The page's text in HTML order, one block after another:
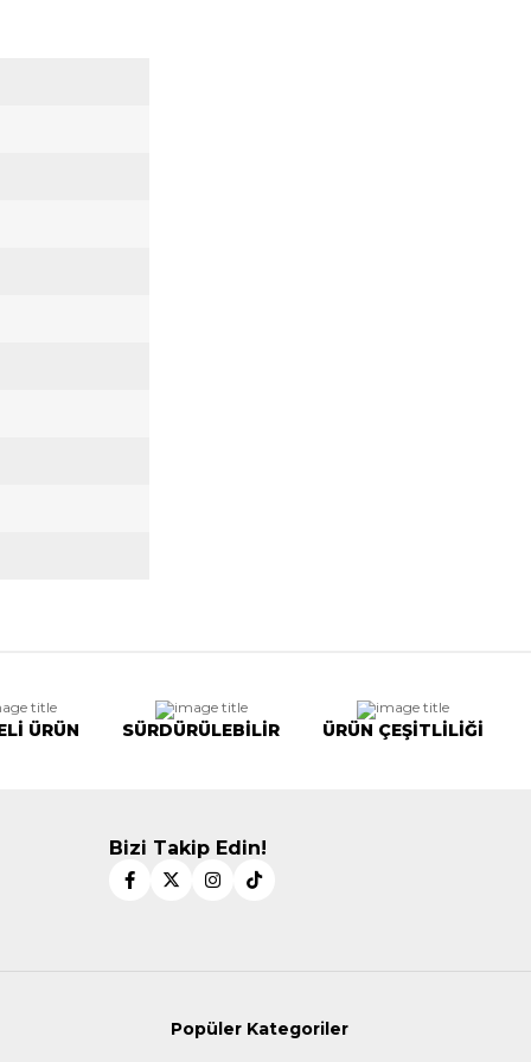
ÜRÜN SÜRDÜRÜLEBİLİR ÜRÜN ÇEŞİTLİLİĞİ
Bizi Takip Edin!
Popüler Kategoriler